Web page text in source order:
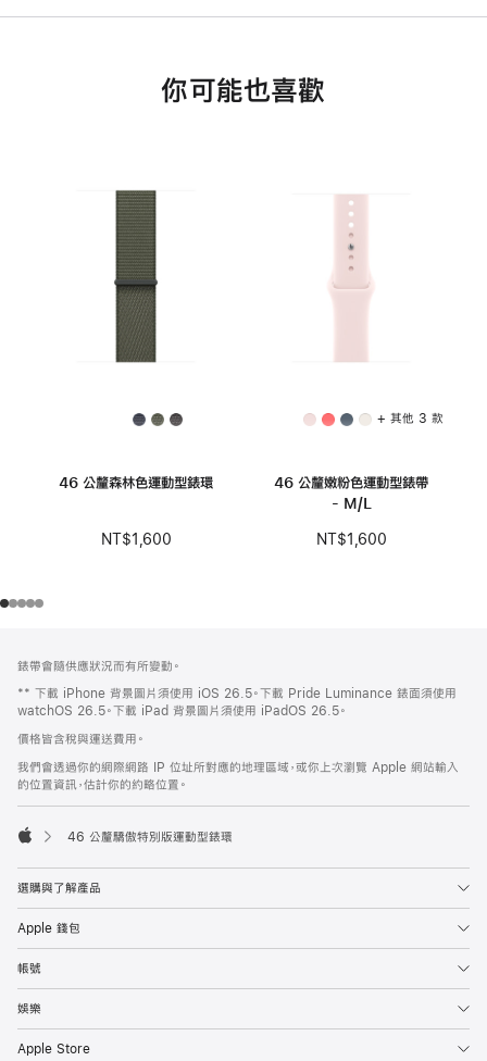
你可能也喜歡
46 公釐森林色運動型錶環
NT$1,600
+ 其他 3 款
46 公釐嫩粉色運動型錶帶
- M/L
NT$1,600
腳
腳
錶帶會隨供應狀況而有所變動。
** 下載 iPhone 背景圖片須使用 iOS 26.5。下載 Pride Luminance 錶面須使用
watchOS 26.5。下載 iPad 背景圖片須使用 iPadOS 26.5。
價格皆含稅與運送費用。
我們會透過你的網際網路 IP 位址所對應的地理區域，或你上次瀏覽 Apple 網站輸入
的位置資訊，估計你的約略位置。
46 公釐驕傲特別版運動型錶環
選購與了解產品
Apple 錢包
帳號
娛樂
Apple Store